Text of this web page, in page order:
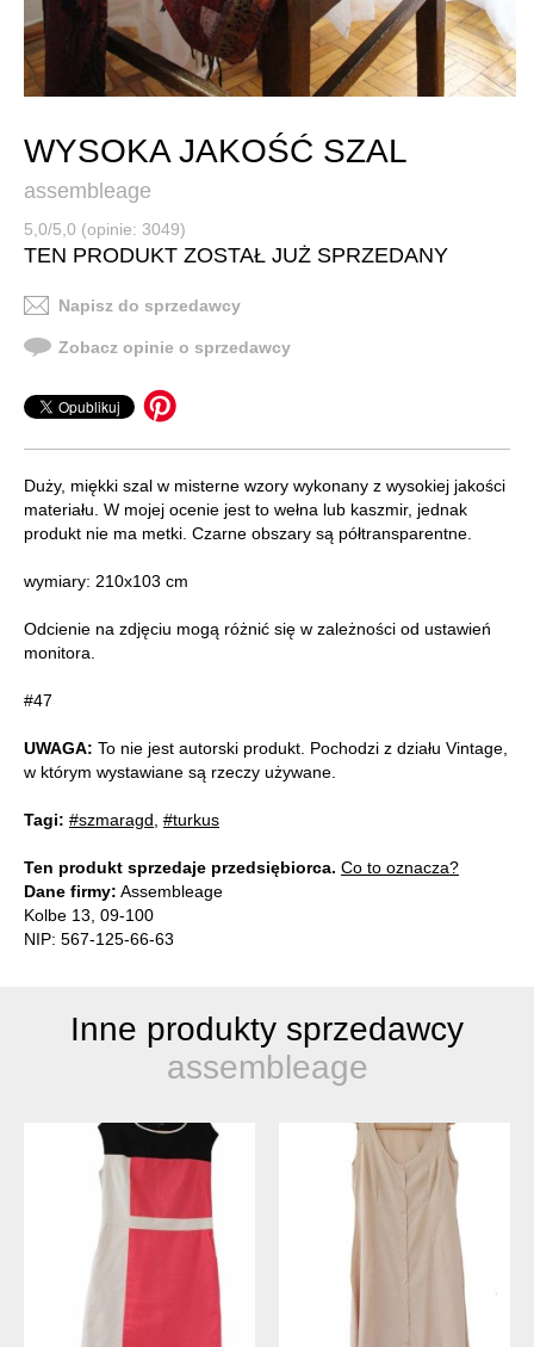
WYSOKA JAKOŚĆ SZAL
assembleage
5,0/5,0 (opinie: 3049)
TEN PRODUKT ZOSTAŁ JUŻ SPRZEDANY
Napisz do sprzedawcy
Zobacz opinie o sprzedawcy
Duży, miękki szal w misterne wzory wykonany z wysokiej jakości
materiału. W mojej ocenie jest to wełna lub kaszmir, jednak
produkt nie ma metki. Czarne obszary są półtransparentne.
wymiary: 210x103 cm
Odcienie na zdjęciu mogą różnić się w zależności od ustawień
monitora.
#47
UWAGA: To nie jest autorski produkt. Pochodzi z działu Vintage,
w którym wystawiane są rzeczy używane.
Tagi: #szmaragd, #turkus
Ten produkt sprzedaje przedsiębiorca. Co to oznacza?
Dane firmy: Assembleage
Kolbe 13, 09-100
NIP: 567-125-66-63
Inne produkty sprzedawcy
assembleage